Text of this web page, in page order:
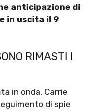
anticipazione di
in uscita il 9
RIMASTI I
in onda, Carrie
di spie